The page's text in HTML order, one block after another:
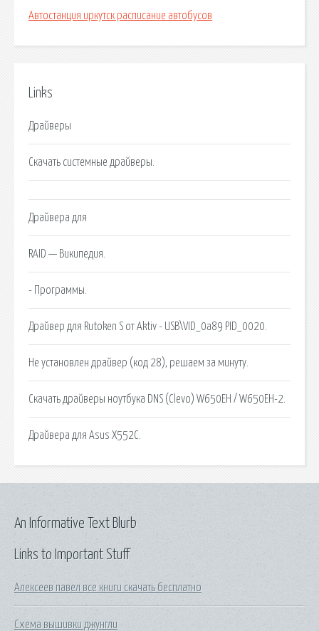
Автостанция иркутск расписание автобусов
Links
Драйверы
Скачать системные драйверы.
Драйвера для
RAID — Википедия.
- Программы.
Драйвер для Rutoken S от Aktiv - USB\VID_0a89 PID_0020.
Не установлен драйвер (код 28), решаем за минуту.
Скачать драйверы ноутбука DNS (Clevo) W650EH / W650EH-2.
Драйвера для Asus X552C.
Links to Important Stuff
Алексеев павел все книги скачать бесплатно
Схема вышивки джунгли
An Informative Text Blurb